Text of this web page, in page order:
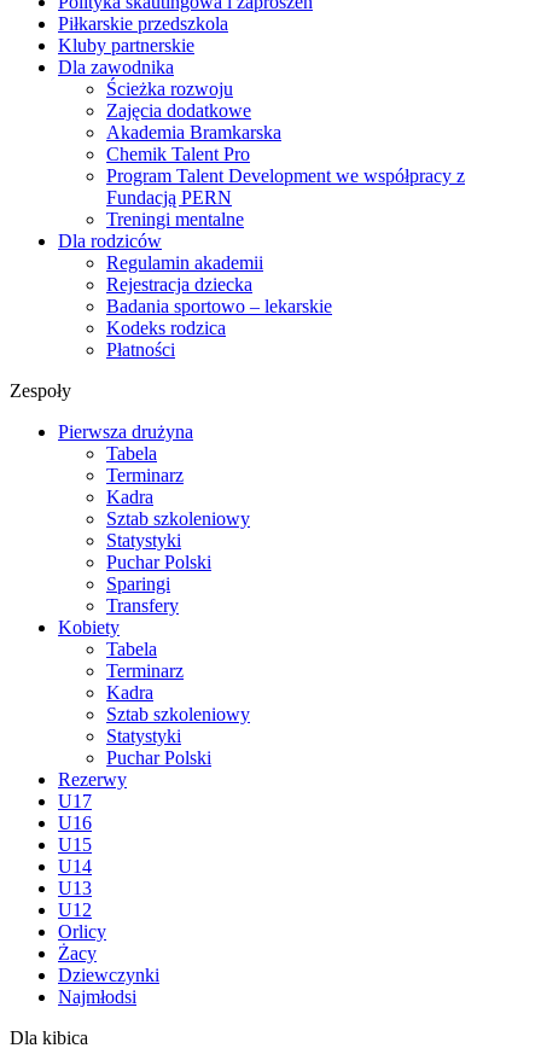
Piłkarskie przedszkola
Kluby partnerskie
Dla zawodnika
Ścieżka rozwoju
Zajęcia dodatkowe
Akademia Bramkarska
Chemik Talent Pro
Program Talent Development we współpracy z
Fundacją PERN
Treningi mentalne
Dla rodziców
Regulamin akademii
Rejestracja dziecka
Badania sportowo – lekarskie
Kodeks rodzica
Płatności
Zespoły
Pierwsza drużyna
Tabela
Terminarz
Kadra
Sztab szkoleniowy
Statystyki
Puchar Polski
Sparingi
Transfery
Kobiety
Tabela
Terminarz
Kadra
Sztab szkoleniowy
Statystyki
Puchar Polski
Rezerwy
U17
U16
U15
U14
U13
U12
Orlicy
Żacy
Dziewczynki
Najmłodsi
Dla kibica